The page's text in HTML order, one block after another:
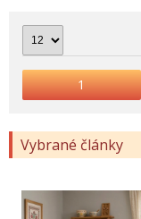
1
Vybrané články